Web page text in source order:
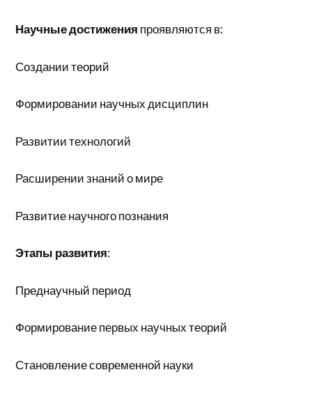
Научные достижения проявляются в:
Создании теорий
Формировании научных дисциплин
Развитии технологий
Расширении знаний о мире
Развитие научного познания
Этапы развития:
Преднаучный период
Формирование первых научных теорий
Становление современной науки